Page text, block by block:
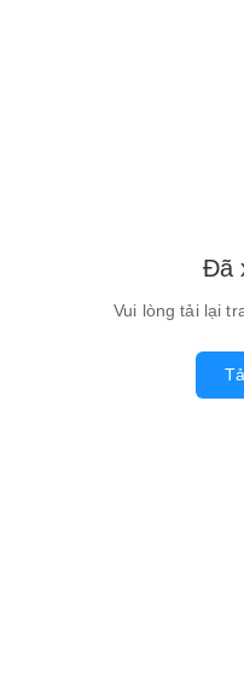
Đã
Vui lòng tải lại